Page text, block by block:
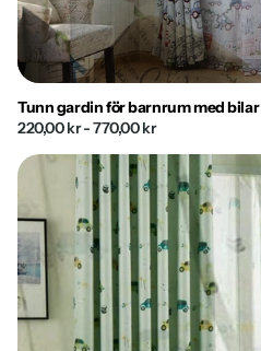
Tunn gardin för barnrum med bilar
220,00 kr- 770,00 kr